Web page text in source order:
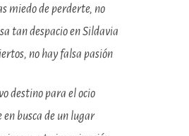
miedo de perderte, no
tan despacio en Sildavia
no hay falsa pasión
destino para el ocio
en busca de un lugar